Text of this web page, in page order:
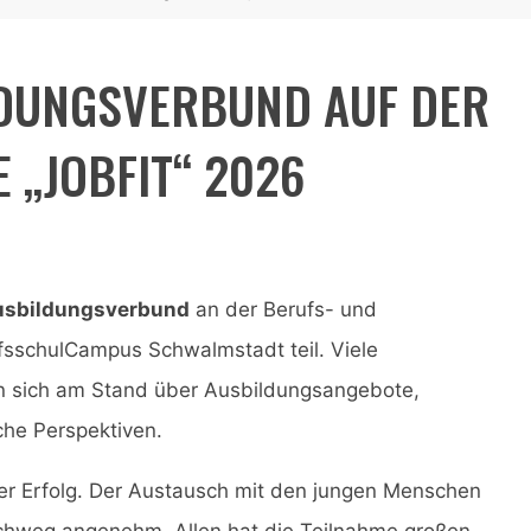
AUF DER
„JOBFIT“ 2026
an der Berufs- und
Schwalmstadt teil. Viele
am Stand über Ausbildungsangebote,
Perspektiven.
Erfolg. Der Austausch mit den jungen Menschen